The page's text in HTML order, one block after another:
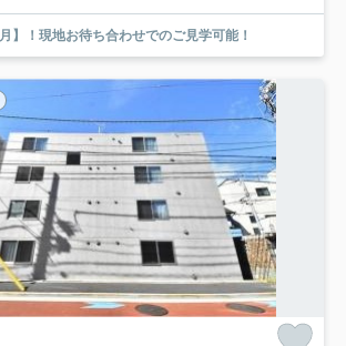
】！現地お待ち合わせでのご見学可能！